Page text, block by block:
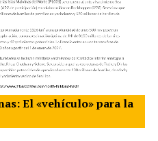
El «vehículo» para la